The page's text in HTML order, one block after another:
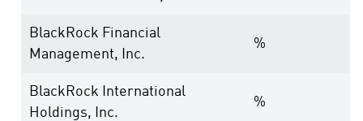
BlackRock Financial
Management, Inc.
%
BlackRock International
Holdings, Inc.
%